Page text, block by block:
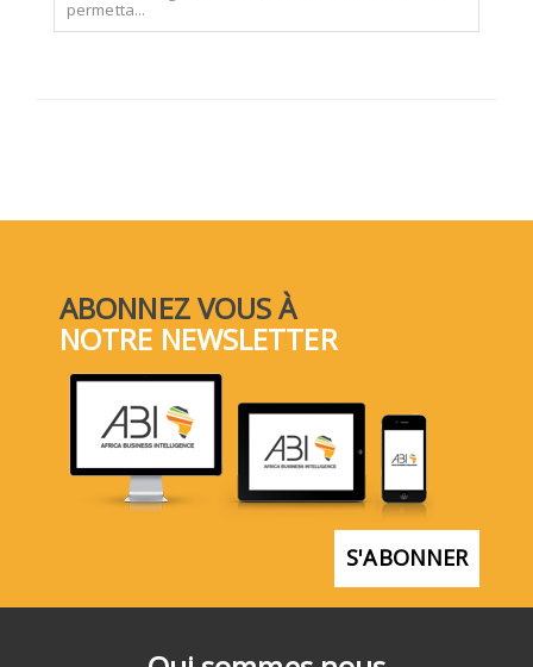
permetta...
ABONNEZ VOUS À
NOTRE NEWSLETTER
S'ABONNER